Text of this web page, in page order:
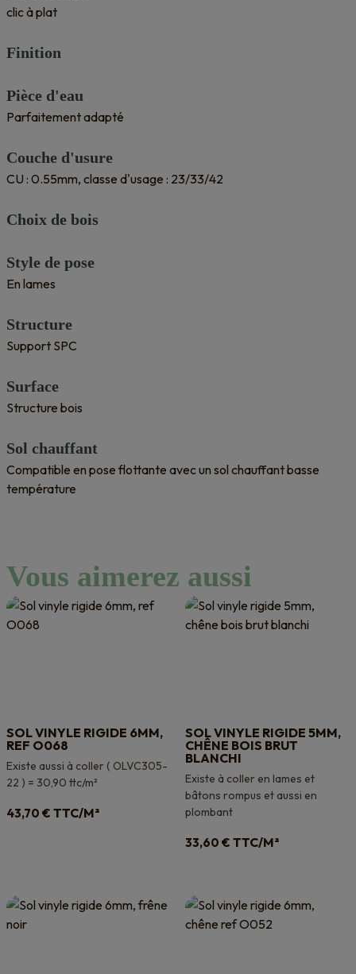
clic à plat
Finition
Pièce d'eau
Parfaitement adapté
Couche d'usure
CU : 0.55mm, classe d'usage : 23/33/42
Choix de bois
Style de pose
En lames
Structure
Support SPC
Surface
Structure bois
Sol chauffant
Compatible en pose flottante avec un sol chauffant basse
température
Vous aimerez aussi
SOL VINYLE RIGIDE 6MM,
REF O068
Existe aussi à coller ( OLVC305-
22 ) = 30,90 ttc/m²
43,70 € TTC/M²
SOL VINYLE RIGIDE 5MM,
CHÊNE BOIS BRUT
BLANCHI
Existe à coller en lames et
bâtons rompus et aussi en
plombant
33,60 € TTC/M²